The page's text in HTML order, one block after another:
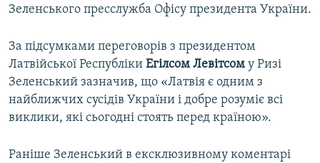
Зеленського пресслужба Офісу президента України.
За підсумками переговорів з президентом
Латвійської Республіки Егілсом Левітсом у Ризі
Зеленський зазначив, що «Латвія є одним з
найближчих сусідів України і добре розуміє всі
виклики, які сьогодні стоять перед країною».
Раніше Зеленський в ексклюзивному коментарі